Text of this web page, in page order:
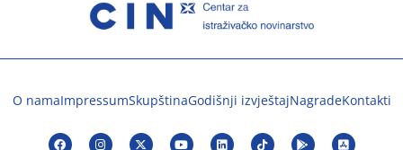
O namaImpressumSkupštinaGodišnji izvještajNagradeKontakti